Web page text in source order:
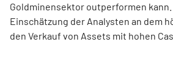
Goldminensektor outperformen kann.
Einschätzung der Analysten an dem
den Verkauf von Assets mit hohen